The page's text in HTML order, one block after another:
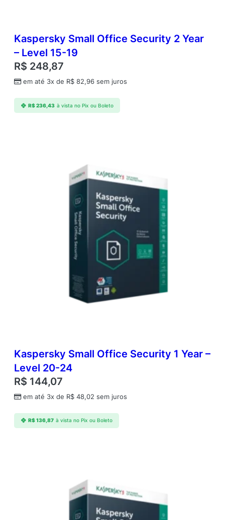
Kaspersky Small Office Security 2 Year
– Level 15-19
R$ 248,87
em até 3x de R$ 82,96 sem juros
R$236,43 à vista no Pix ou Boleto
Kaspersky Small Office Security 1 Year –
Level 20-24
R$ 144,07
em até 3x de R$ 48,02 sem juros
R$136,87 à vista no Pix ou Boleto